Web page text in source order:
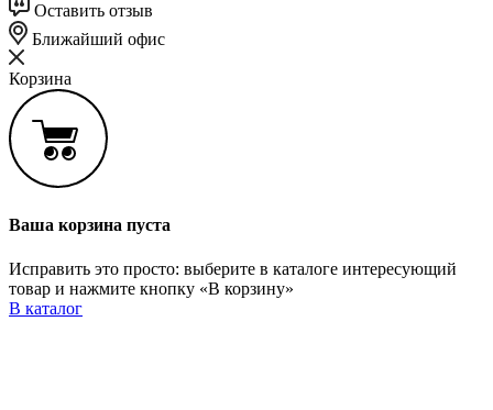
Оставить отзыв
Ближайший офис
Корзина
Ваша корзина пуста
Исправить это просто: выберите в каталоге интересующий
товар и нажмите кнопку «В корзину»
В каталог